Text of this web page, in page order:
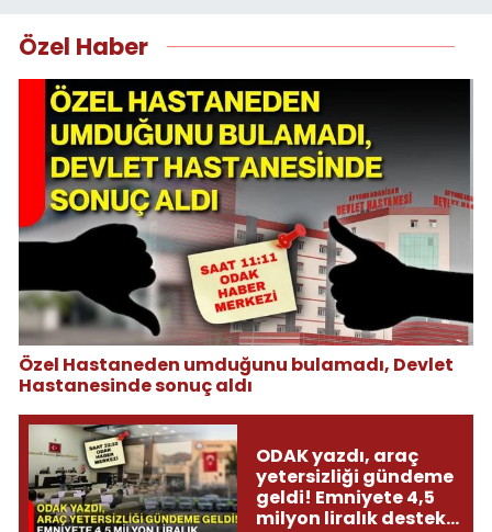
Özel Haber
Özel Hastaneden umduğunu bulamadı, Devlet
Hastanesinde sonuç aldı
ODAK yazdı, araç
yetersizliği gündeme
geldi! Emniyete 4,5
milyon liralık destek